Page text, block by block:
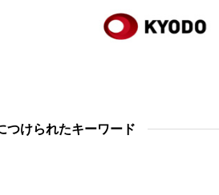
つけられたキーワード